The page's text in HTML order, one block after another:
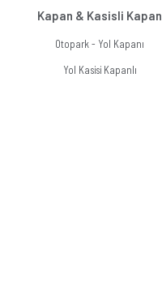
Kapan & Kasisli Kapan
Otopark - Yol Kapanı
Yol Kasisi Kapanlı